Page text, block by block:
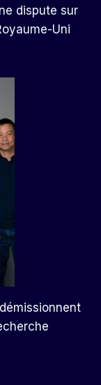
dispute sur
Uni